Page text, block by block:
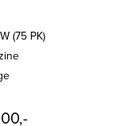
(75 PK)